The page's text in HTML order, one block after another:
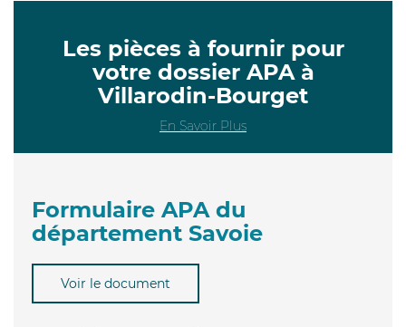
Les pièces à fournir pour
votre dossier APA à
Villarodin-Bourget
En Savoir Plus
Formulaire APA du
département Savoie
Voir le document